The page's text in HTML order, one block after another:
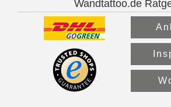
Wandtattoo.de